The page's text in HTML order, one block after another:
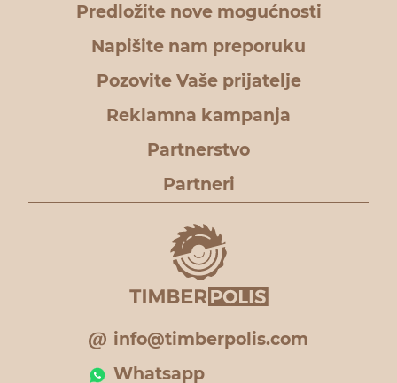
Predložite nove mogućnosti
Napišite nam preporuku
Pozovite Vaše prijatelje
Reklamna kampanja
Partnerstvo
Partneri
info@timberpolis.com
Whatsapp